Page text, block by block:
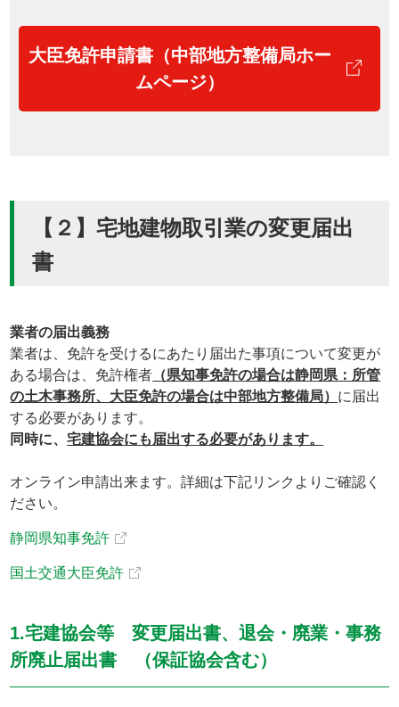
大臣免許申請書（中部地方整備局ホー
ムページ）
【２】宅地建物取引業の変更届出
書
業者の届出義務
業者は、免許を受けるにあたり届出た事項について変更が
ある場合は、免許権者 （県知事免許の場合は静岡県：所管
の土木事務所、大臣免許の場合は中部地方整備局） に届出
する必要があります。
同時に、宅建協会にも届出する必要があります。
オンライン申請出来ます。詳細は下記リンクよりご確認く
ださい。
静岡県知事免許
国土交通大臣免許
1.宅建協会等 変更届出書、退会・廃業・事務
所廃止届出書 （保証協会含む）